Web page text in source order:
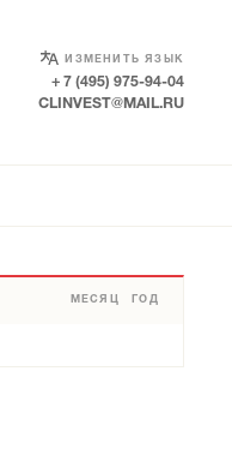
ИЗМЕНИТЬ ЯЗЫК
SELECT LANGUAGE
+ 7 (495) 975-94-04
CLINVEST@MAIL.RU
МЕСЯЦ ГОД